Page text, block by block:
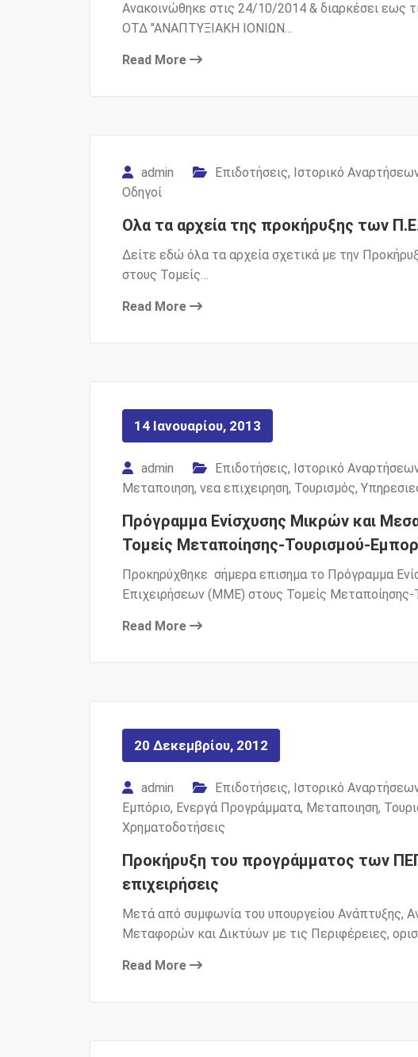
Ανακοινώθηκε στις 24/10/2014 & διαρκέσει εως
ΟΤΔ "ΑΝΑΠΤΥΞΙΑΚΗ ΙΟΝΙΩΝ…
Read More
admin Επιδοτήσεις, Ιστορικό
Οδηγοί
Ολα τα αρχεία της προκήρυξης των
Δείτε εδώ όλα τα αρχεία σχετικά με την
στους Τομείς…
Read More
14 Ιανουαρίου, 2013
admin Επιδοτήσεις, Ιστορικό
Μεταποιηση, νεα επιχειρηση, Τουρισμός,
Πρόγραμμα Ενίσχυσης Μικρών και
Τομείς Μεταποίησης-Τουρισμού-
Προκηρύχθηκε σήμερα επισημα το Πρόγραμμα
Επιχειρήσεων (ΜΜΕ) στους Τομείς
Read More
20 Δεκεμβρίου, 2012
admin Επιδοτήσεις, Ιστορικό
Εμπόριο, Ενεργά Προγράμματα, Μεταποιηση,
Χρηματοδοτήσεις
Προκήρυξη του προγράμματος των ΠΕΠ
επιχειρήσεις
Μετά από συμφωνία του υπουργείου Ανάπτυξης,
Μεταφορών και Δικτύων με τις Περιφέρειες,
Read More